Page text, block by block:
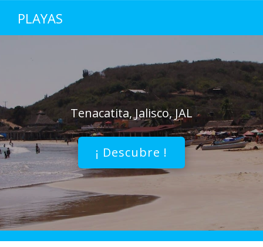
PLAYAS
Tenacatita, Jalisco, JAL
¡ Descubre !